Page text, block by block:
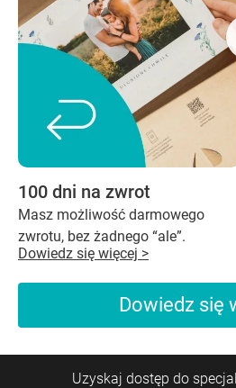
100 dni na zwrot
Masz możliwość darmowego
zwrotu, bez żadnego “ale”.
Dowiedz się więcej >
Dowiedz się
Uzyskaj dostęp do